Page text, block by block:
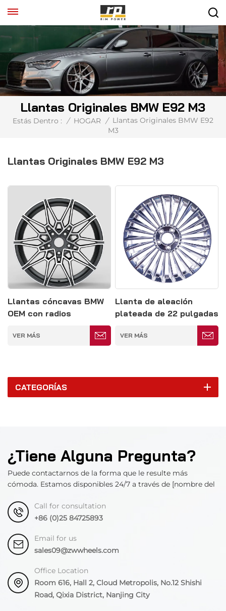
Llantas Originales BMW E92 M3
Estás Dentro : / HOGAR / Llantas Originales BMW E92
M3
Llantas Originales BMW E92 M3
Llantas cóncavas BMW
OEM con radios
VER MÁS
Llanta de aleación
plateada de 22 pulgadas
y 5 x 120 mm con radios
múltiples
VER MÁS
CATEGORÍAS
¿Tiene Alguna Pregunta?
Puede contactarnos de la forma que le resulte más
cómoda. Estamos disponibles 24/7 a través de [nombre del
Call for consultation
+86 (0)25 84725893
Email for us
sales09@zwwheels.com
Office Location
Room 616, Hall 2, Cloud Metropolis, No.12 Shishi
Road, Qixia District, Nanjing City